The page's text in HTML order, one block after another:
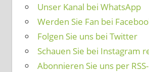
Unser Kanal bei WhatsApp
Werden Sie Fan bei
Folgen Sie uns bei Twitter
Schauen Sie bei Instagram
Abonnieren Sie uns per